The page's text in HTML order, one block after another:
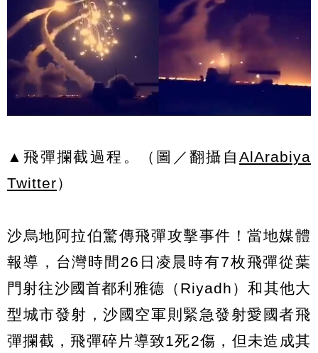
▲飛彈攔截過程。（圖／翻攝自 AlArabiya
Twitter）
沙烏地阿拉伯驚傳飛彈攻擊事件！當地媒體
報導，台灣時間26日凌晨時有7枚飛彈從葉
門射往沙國首都利雅德（Riyadh）和其他大
型城市發射，沙國空軍則緊急發射愛國者飛
彈攔截，飛彈碎片導致1死2傷，但未造成其